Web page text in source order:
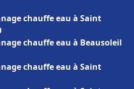
chauffe eau à Saint
chauffe eau à Beausoleil
chauffe eau à Saint